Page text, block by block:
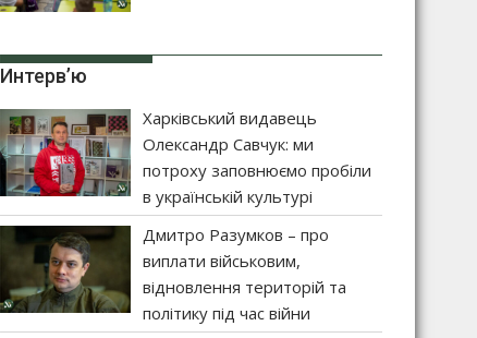
Интерв’ю
Харківський видавець
Олександр Савчук: ми
потроху заповнюємо пробіли
в українській культурі
Дмитро Разумков – про
виплати військовим,
відновлення територій та
політику під час війни